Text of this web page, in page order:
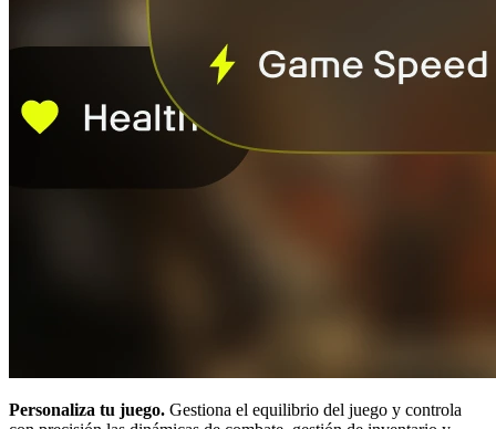
Personaliza tu juego. Gestiona el equilibrio del juego y controla